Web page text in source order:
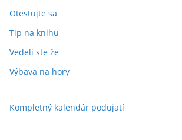
Otestujte sa
Tip na knihu
Vedeli ste že
Výbava na hory
Kompletný kalendár podujatí